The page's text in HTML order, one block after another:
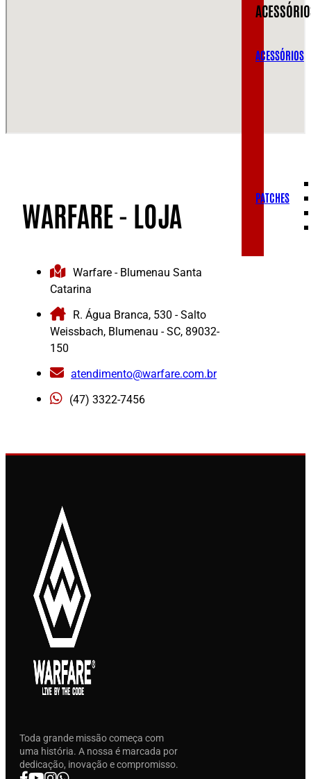
ACESSÓRIOS
PATCHES
WARFARE - LOJA
Warfare - Blumenau Santa
Catarina
R. Água Branca, 530 - Salto
Weissbach, Blumenau - SC, 89032-
150
atendimento@warfare.com.br
(47) 3322-7456
Toda grande missão começa com
uma história. A nossa é marcada por
dedicação, inovação e compromisso.